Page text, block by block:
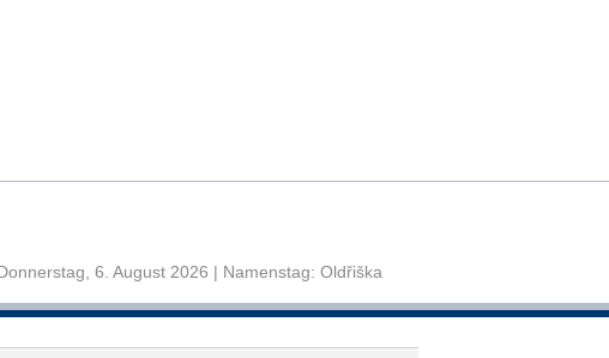
6. August 2026 | Namenstag: Oldřiška